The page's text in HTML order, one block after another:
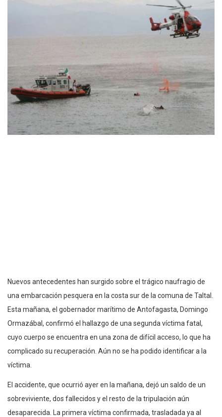
Nuevos antecedentes han surgido sobre el trágico naufragio de
una embarcación pesquera en la costa sur de la comuna de Taltal.
Esta mañana, el gobernador marítimo de Antofagasta, Domingo
Ormazábal, confirmó el hallazgo de una segunda víctima fatal,
cuyo cuerpo se encuentra en una zona de difícil acceso, lo que ha
complicado su recuperación. Aún no se ha podido identificar a la
víctima.
El accidente, que ocurrió ayer en la mañana, dejó un saldo de un
sobreviviente, dos fallecidos y el resto de la tripulación aún
desaparecida. La primera víctima confirmada, trasladada ya al